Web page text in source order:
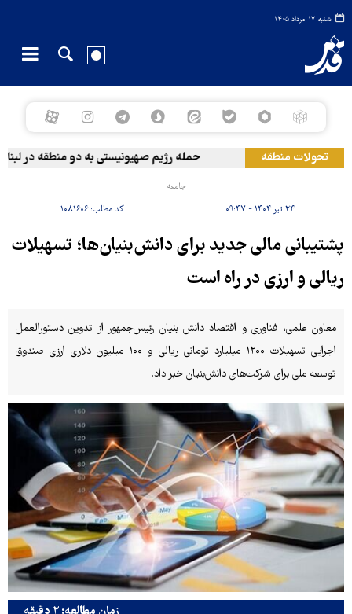
شنبه ۱۷ مرداد ۱۴۰۵
تحولات منطقه حمله رژیم صهیونیستی به دو منطقه در لبنان
جامعه
۲۴ تیر ۱۴۰۴ - ۰۹:۴۷ کد مطلب:۱۰۸۱۶۰۶
پشتیبانی مالی جدید برای دانش‌بنیان‌ها؛ تسهیلات
ریالی و ارزی در راه است
معاون علمی، فناوری و اقتصاد دانش بنیان رئیس‌جمهور از تدوین دستورالعمل
اجرایی تسهیلات ۱۲۰۰ میلیارد تومانی ریالی و ۱۰۰ میلیون دلاری ارزی صندوق
توسعه ملی برای شرکت‌های دانش‌بنیان خبر داد.